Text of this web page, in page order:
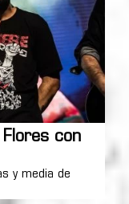
con
y media de